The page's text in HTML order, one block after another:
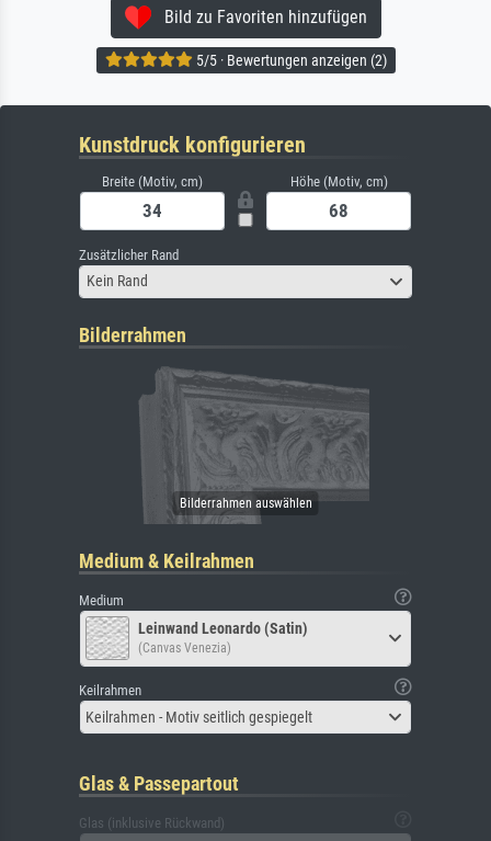
Bild zu Favoriten hinzufügen
5/5 · Bewertungen anzeigen (2)
Kunstdruck konfigurieren
Breite (Motiv, cm) Höhe (Motiv, cm)
Zusätzlicher Rand
Kein Rand
Bilderrahmen
Medium & Keilrahmen
Medium
Leinwand Leonardo (Satin)
(Canvas Venezia)
Keilrahmen
Keilrahmen - Motiv seitlich gespiegelt
Glas & Passepartout
Glas (inklusive Rückwand)